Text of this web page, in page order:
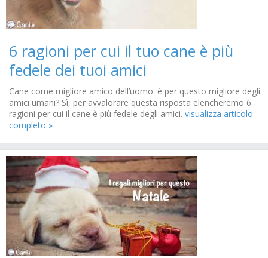
6 ragioni per cui il tuo cane è più
fedele dei tuoi amici
Cane come migliore amico dell’uomo: è per questo migliore degli
amici umani? Sì, per avvalorare questa risposta elencheremo 6
ragioni per cui il cane è più fedele degli amici. visualizza articolo
completo »